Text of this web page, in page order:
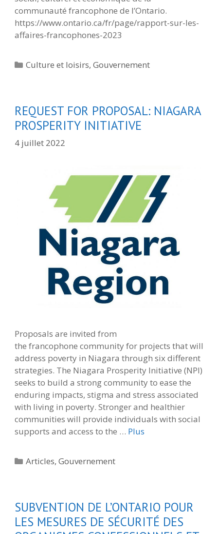
communauté francophone de l’Ontario.
https://www.ontario.ca/fr/page/rapport-sur-les-
affaires-francophones-2023
Catégories
Culture et loisirs,Gouvernement
REQUEST FOR PROPOSAL: NIAGARA
PROSPERITY INITIATIVE
4 juillet 2022
Proposals are invited from
the francophone community for projects that will
address poverty in Niagara through six different
strategies. The Niagara Prosperity Initiative (NPI)
seeks to build a strong community to ease the
enduring impacts, stigma and stress associated
with living in poverty. Stronger and healthier
communities will provide individuals with social
supports and access to the … Plus
Catégories
Articles,Gouvernement
SUBVENTION DE L’ONTARIO POUR
LES MESURES DE SÉCURITÉ DES